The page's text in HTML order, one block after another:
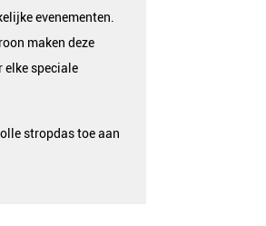
evenementen.
maken deze
elke speciale
stropdas toe aan